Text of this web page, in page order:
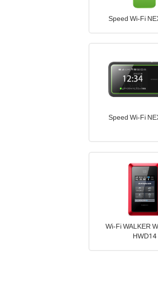
Speed Wi-Fi
Speed Wi-Fi
Wi-Fi WALKER
HWD14